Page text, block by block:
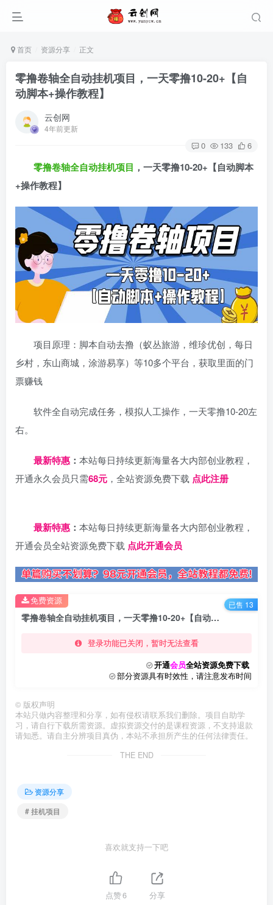
首页 资源分享 正文
零撸卷轴全自动挂机项目，一天零撸10-20+【自
动脚本+操作教程】
云创网
4年前更新
0 133 6
零撸卷轴全自动挂机项目 ，一天零撸10-20+【自动脚本
+操作教程】
项目原理：脚本自动去撸（蚁丛旅游，维珍优创，每日
乡村，东山商城，涂游易享）等10多个平台，获取里面的门
票赚钱
软件全自动完成任务，模拟人工操作，一天零撸10-20左
右。
最新特惠 ： 本站每日持续更新海量各大内部创业教程，
开通永久会员只需68元 ，全站资源免费下载 点此注册
最新特惠 ： 本站每日持续更新海量各大内部创业教程，
开通会员全站资源免费下载 点此开通会员
零撸卷轴全自动挂机项目，一天零撸10-20+【自动脚本+操作教程】
登录功能已关闭，暂时无法查看
开通会员全站资源免费下载
部分资源具有时效性，请注意发布时间
免费资源 已售 13
© 版权声明
本站只做内容整理和分享，如有侵权请联系我们删除。项目自助学
习，请自行下载所需资源。虚拟资源交付的是课程资源，不支持退款
请知悉。请自主分辨项目真伪，本站不承担所产生的任何法律责任。
THE END
资源分享
# 挂机项目
喜欢就支持一下吧
点赞6 分享